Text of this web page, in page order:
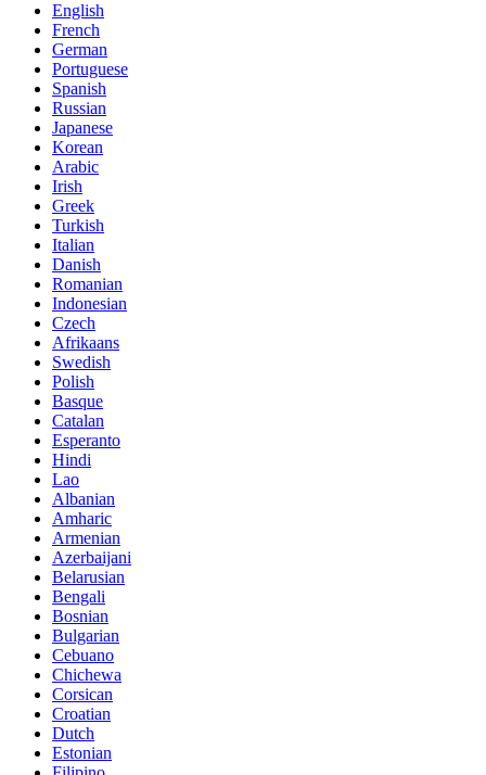
English
French
German
Portuguese
Spanish
Russian
Japanese
Korean
Arabic
Irish
Greek
Turkish
Italian
Danish
Romanian
Indonesian
Czech
Afrikaans
Swedish
Polish
Basque
Catalan
Esperanto
Hindi
Lao
Albanian
Amharic
Armenian
Azerbaijani
Belarusian
Bengali
Bosnian
Bulgarian
Cebuano
Chichewa
Corsican
Croatian
Dutch
Estonian